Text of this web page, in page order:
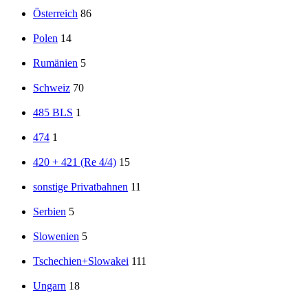
Österreich 86
Polen 14
Rumänien 5
Schweiz 70
485 BLS 1
474 1
420 + 421 (Re 4/4) 15
sonstige Privatbahnen 11
Serbien 5
Slowenien 5
Tschechien+Slowakei 111
Ungarn 18